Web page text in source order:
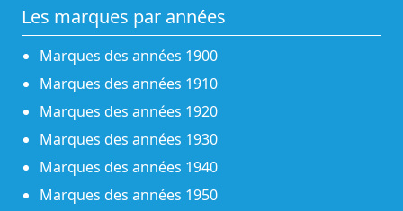
Les marques par années
Marques des années 1900
Marques des années 1910
Marques des années 1920
Marques des années 1930
Marques des années 1940
Marques des années 1950